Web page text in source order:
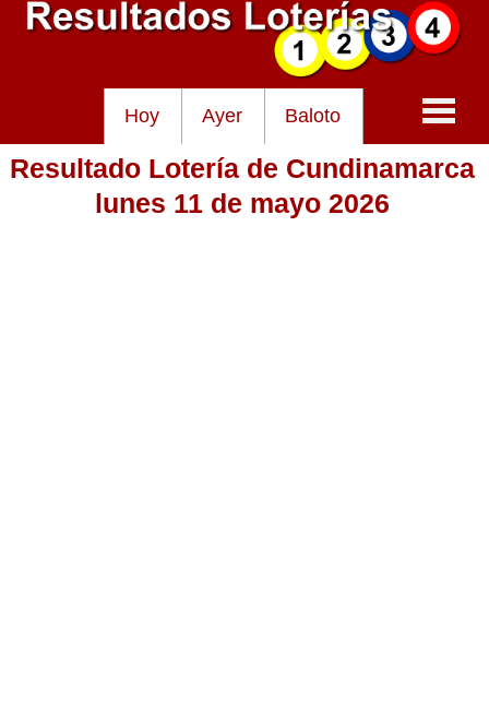
Hoy Ayer Baloto
Baloto
Resultado Lotería de Cundinamarca
lunes 11 de mayo 2026